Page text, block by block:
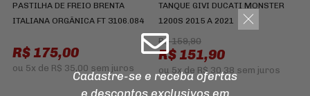
PASTILHA DE FREIO BRENTA
ITALIANA ORGÂNICA FT 3106.084
R$ 175,00
ou 5x de R$ 35,00 sem juros
TANQUE GIVI DUCATI MONSTER
1200S 2015 A 2021
R$ 159,90
R$ 151,90
ou 5xde R$ 30,38 sem juros
Cadastre-se e receba ofertas
e descontos exclusivos em